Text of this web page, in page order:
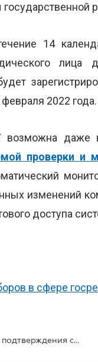
14
лица
2022 года.
возможна даже
проверки и
изменений
доступа
в сфере
Минюст высказался относительно ежегодного подтверждения сведений о конечном бенефициарном собственнике юрлица